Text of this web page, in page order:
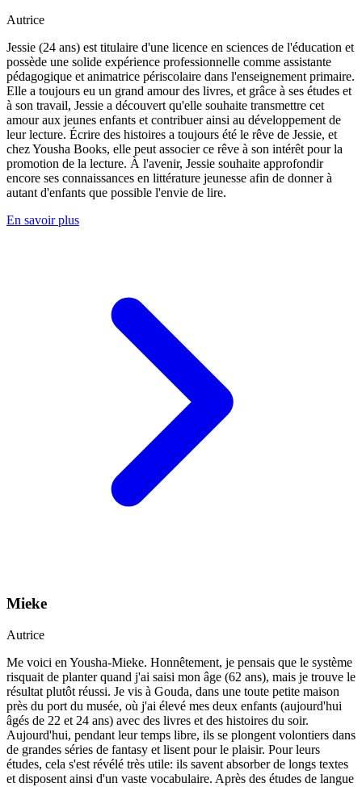
Autrice
Jessie (24 ans) est titulaire d'une licence en sciences de l'éducation et
possède une solide expérience professionnelle comme assistante
pédagogique et animatrice périscolaire dans l'enseignement primaire.
Elle a toujours eu un grand amour des livres, et grâce à ses études et
à son travail, Jessie a découvert qu'elle souhaite transmettre cet
amour aux jeunes enfants et contribuer ainsi au développement de
leur lecture. Écrire des histoires a toujours été le rêve de Jessie, et
chez Yousha Books, elle peut associer ce rêve à son intérêt pour la
promotion de la lecture. À l'avenir, Jessie souhaite approfondir
encore ses connaissances en littérature jeunesse afin de donner à
autant d'enfants que possible l'envie de lire.
En savoir plus
Mieke
Autrice
Me voici en Yousha-Mieke. Honnêtement, je pensais que le système
risquait de planter quand j'ai saisi mon âge (62 ans), mais je trouve le
résultat plutôt réussi. Je vis à Gouda, dans une toute petite maison
près du port du musée, où j'ai élevé mes deux enfants (aujourd'hui
âgés de 22 et 24 ans) avec des livres et des histoires du soir.
Aujourd'hui, pendant leur temps libre, ils se plongent volontiers dans
de grandes séries de fantasy et lisent pour le plaisir. Pour leurs
études, cela s'est révélé très utile: ils savent absorber de longs textes
et disposent ainsi d'un vaste vocabulaire. Après des études de langue